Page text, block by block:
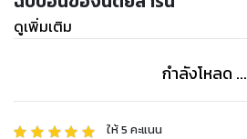
ดูเพิ่มเติม
กำลังโหลด ...
ให้5 คะแนน